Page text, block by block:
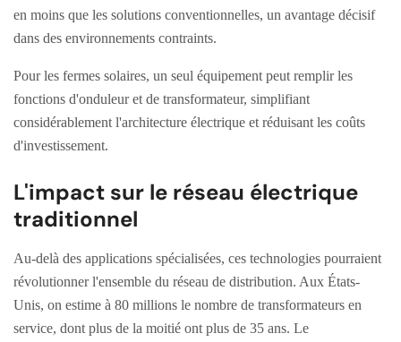
en moins que les solutions conventionnelles, un avantage décisif
dans des environnements contraints.
Pour les fermes solaires, un seul équipement peut remplir les
fonctions d'onduleur et de transformateur, simplifiant
considérablement l'architecture électrique et réduisant les coûts
d'investissement.
L'impact sur le réseau électrique
traditionnel
Au-delà des applications spécialisées, ces technologies pourraient
révolutionner l'ensemble du réseau de distribution. Aux États-
Unis, on estime à 80 millions le nombre de transformateurs en
service, dont plus de la moitié ont plus de 35 ans. Le